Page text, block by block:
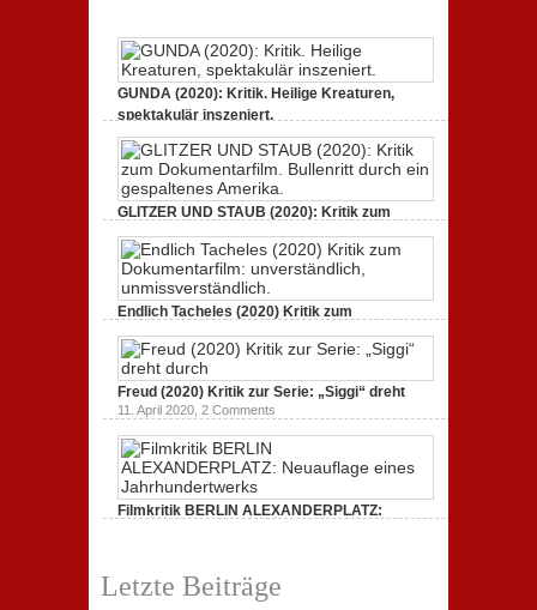
GUNDA (2020): Kritik. Heilige Kreaturen,
spektakulär inszeniert.
GLITZER UND STAUB (2020): Kritik zum
Dokumentarfilm.
3. Oktober 2020,2 Comments
Endlich Tacheles (2020) Kritik zum
Dokumentarfilm: unverständlich,
19. Mai 2020,0 Comments
Freud (2020) Kritik zur Serie: „Siggi“ dreht
11. April 2020, 2 Comments
Filmkritik BERLIN ALEXANDERPLATZ:
Letzte Beiträge